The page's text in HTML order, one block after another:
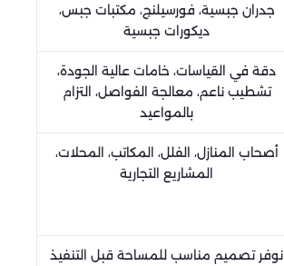
جدران جبسية، فورسيلنج، مكتبات جبس،
ديكورات جبسية
دقة في القياسات، خامات عالية الجودة،
تشطيب ناعم، معالجة الفواصل، التزام
بالمواعيد
أصحاب المنازل، الفلل، المكاتب، المحلات،
المشاريع التجارية
نوفر تصميم مناسب للمساحة قبل التنفيذ